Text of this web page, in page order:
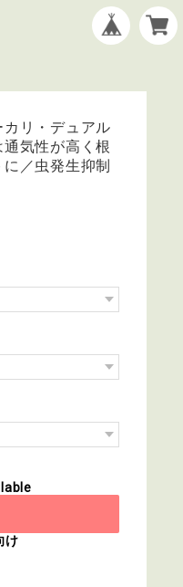
カリ・デュアル
気性が高く根
／虫発生抑制
け